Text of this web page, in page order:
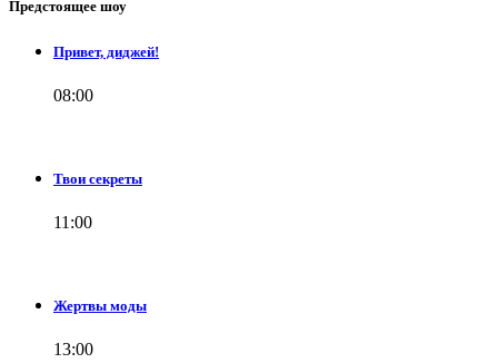
Предстоящее шоу
Привет, диджей!
08:00
Твои секреты
11:00
Жертвы моды
13:00